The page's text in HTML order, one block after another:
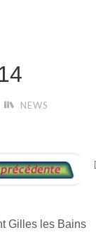
NEWS
Gilles les Bains